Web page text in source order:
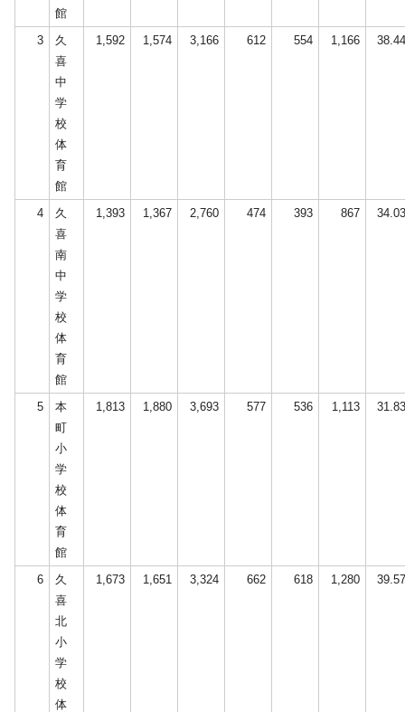
館
3
久
喜
中
学
校
体
育
館
1,592 1,574 3,166 612 554 1,166 38.44
4
久
喜
南
中
学
校
体
育
館
1,393 1,367 2,760 474 393 867 34.03
5
本
町
小
学
校
体
育
館
1,813 1,880 3,693 577 536 1,113 31.83
6
久
喜
北
小
学
校
体
1,673 1,651 3,324 662 618 1,280 39.57